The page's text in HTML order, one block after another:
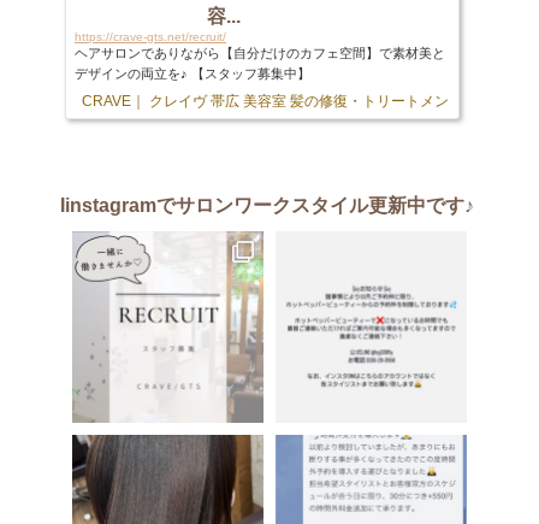
容...
https://crave-gts.net/recruit/
ヘアサロンでありながら【自分だけのカフェ空間】で素材美と
デザインの両立を♪ 【スタッフ募集中】
CRAVE｜ クレイヴ 帯広 美容室 髪の修復・トリートメント専門店
Iinstagramでサロンワークスタイル更新中です♪